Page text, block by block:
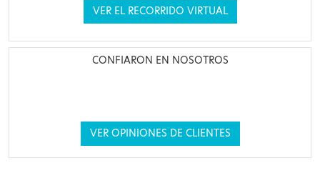
VER EL RECORRIDO VIRTUAL
CONFIARON EN NOSOTROS
VER OPINIONES DE CLIENTES